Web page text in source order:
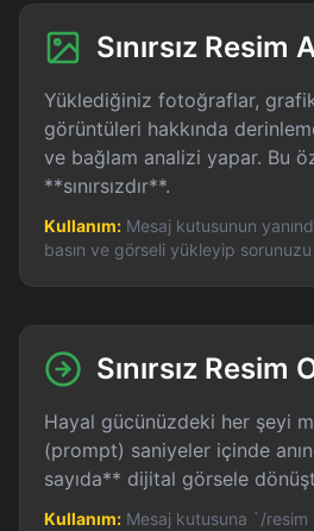
Sınırsız Resim
Yüklediğiniz fotoğraflar,
görüntüleri hakkında
ve bağlam analizi yapar. Bu
**sınırsızdır**.
Kullanım: Mesaj kutusunun
basın ve görseli yükleyip sorunuzu
Sınırsız Resim
Hayal gücünüzdeki her şeyi
(prompt) saniyeler içinde
sayıda** dijital görsele
Kullanım: Mesaj kutusuna `/resim